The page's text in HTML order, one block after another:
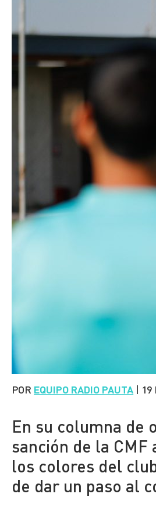
POR EQUIPO RADIO PAUTA | 19
En su columna de
sanción de la
los colores del
de dar un paso al